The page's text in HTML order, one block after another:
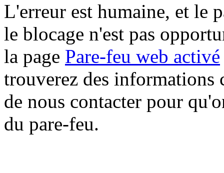
L'erreur est humaine, et le
le blocage n'est pas
la page Pare-feu web activé
trouverez des informations
de nous contacter pour
du pare-feu.